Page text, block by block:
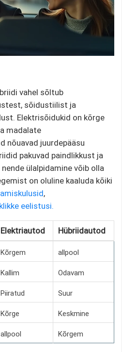
vahel sõltub
sõidustiilist ja
Elektrisõidukid on kõrge
madalate
nõuavad juurdepääsu
pakuvad paindlikkust ja
ülalpidamine võib olla
on oluline kaaluda kõiki
,
eelistusi.
Elektriautod Hübriidautod
Kõrgem allpool
Kallim Odavam
Piiratud Suur
Kõrge Keskmine
allpool Kõrgem